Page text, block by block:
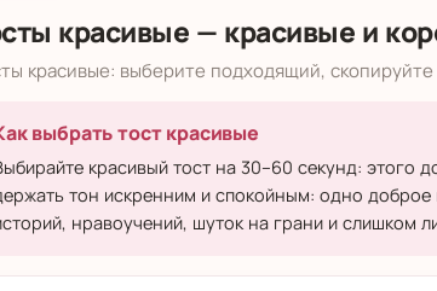
красивые — красивые и
красивые: выберите подходящий,
выбрать тост красивые
красивый тост на 30–60 секунд: этого
тон искренним и спокойным: одно
нравоучений, шуток на грани и слишком